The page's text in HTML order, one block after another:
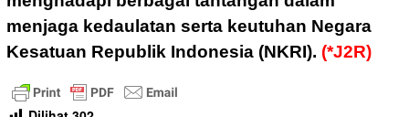
menjaga kedaulatan serta keutuhan Negara
Kesatuan Republik Indonesia (NKRI). (*J2R)